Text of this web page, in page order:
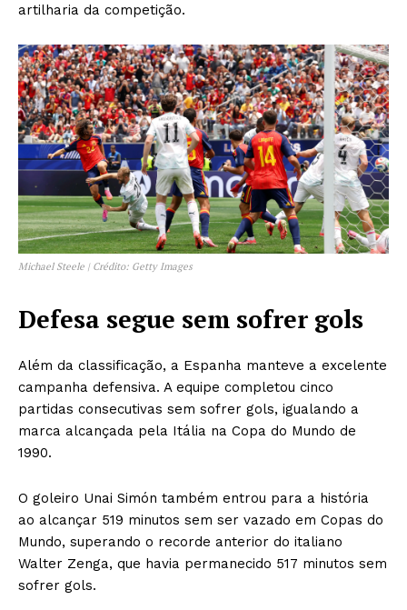
artilharia da competição.
Michael Steele | Crédito: Getty Images
Defesa segue sem sofrer gols
Além da classificação, a Espanha manteve a excelente
campanha defensiva. A equipe completou cinco
partidas consecutivas sem sofrer gols, igualando a
marca alcançada pela Itália na Copa do Mundo de
1990.
O goleiro Unai Simón também entrou para a história
ao alcançar 519 minutos sem ser vazado em Copas do
Mundo, superando o recorde anterior do italiano
Walter Zenga, que havia permanecido 517 minutos sem
sofrer gols.